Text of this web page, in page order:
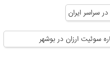
سراسر ایران
سوئیت ارزان در بوشهر